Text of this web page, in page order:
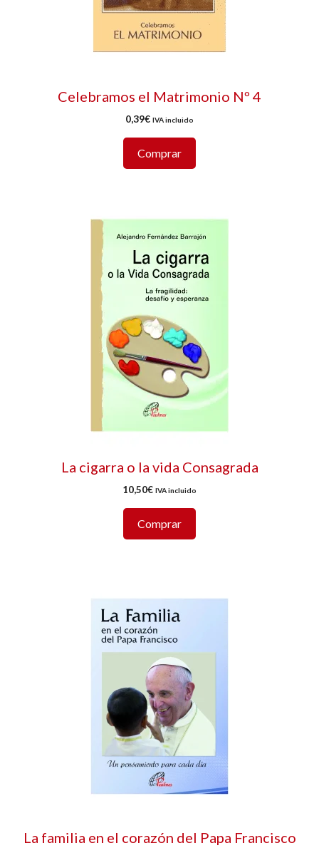
Celebramos el Matrimonio Nº 4
0,39€ IVA incluido
Comprar
La cigarra o la vida Consagrada
10,50€ IVA incluido
Comprar
La familia en el corazón del Papa Francisco